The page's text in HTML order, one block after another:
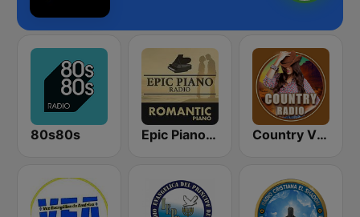
80s80s Epic Piano - ROMANTIC PIANO Country Vibes